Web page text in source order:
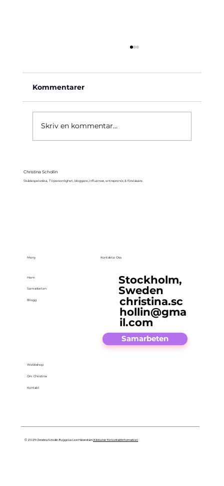
Kommentarer
Skriv en kommentar...
Christina Schollin
Skådespelerska, TV-personlighet, bloggare, influencer, entreprenör, & föreläsare.
Meny
Hem
Samarbeten
Blogg
Webbshop
Om Christina
Kontakt
Kontakta Oss
Stockholm,
Sweden
christina.sc
hollin@gma
il.com
Samarbeten
© 2025 Christina Schollin. Byggd av Lion Härenstam(Klicka här för kontaktinformation)